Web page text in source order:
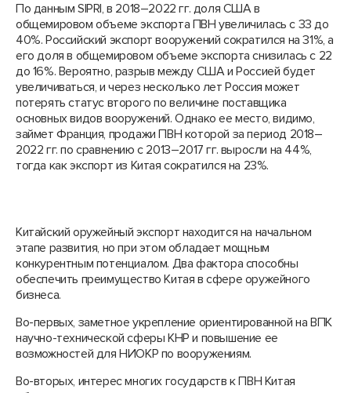
По данным SIPRI, в 2018–2022 гг. доля США в
общемировом объеме экспорта ПВН увеличилась с 33 до
40%. Российский экспорт вооружений сократился на 31%, а
его доля в общемировом объеме экспорта снизилась с 22
до 16%. Вероятно, разрыв между США и Россией будет
увеличиваться, и через несколько лет Россия может
потерять статус второго по величине поставщика
основных видов вооружений. Однако ее место, видимо,
займет Франция, продажи ПВН которой за период 2018–
2022 гг. по сравнению с 2013–2017 гг. выросли на 44%,
тогда как экспорт из Китая сократился на 23%.
Китайский оружейный экспорт находится на начальном
этапе развития, но при этом обладает мощным
конкурентным потенциалом. Два фактора способны
обеспечить преимущество Китая в сфере оружейного
бизнеса.
Во-первых, заметное укрепление ориентированной на ВПК
научно-технической сферы КНР и повышение ее
возможностей для НИОКР по вооружениям.
Во-вторых, интерес многих государств к ПВН Китая